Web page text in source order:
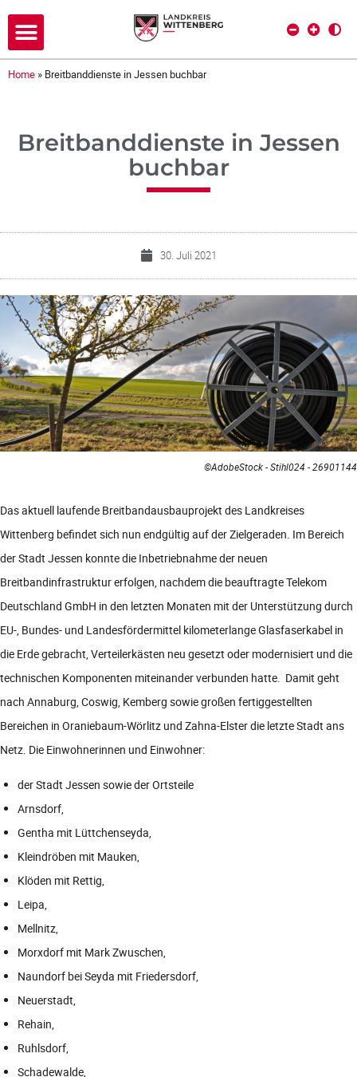
Home » Breitbanddienste in Jessen buchbar
Breitbanddienste in Jessen
buchbar
30. Juli 2021
©AdobeStock - Stihl024 - 26901144
Das aktuell laufende Breitbandausbauprojekt des Landkreises
Wittenberg befindet sich nun endgültig auf der Zielgeraden. Im Bereich
der Stadt Jessen konnte die Inbetriebnahme der neuen
Breitbandinfrastruktur erfolgen, nachdem die beauftragte Telekom
Deutschland GmbH in den letzten Monaten mit der Unterstützung durch
EU-, Bundes- und Landesfördermittel kilometerlange Glasfaserkabel in
die Erde gebracht, Verteilerkästen neu gesetzt oder modernisiert und die
technischen Komponenten miteinander verbunden hatte. Damit geht
nach Annaburg, Coswig, Kemberg sowie großen fertiggestellten
Bereichen in Oraniebaum-Wörlitz und Zahna-Elster die letzte Stadt ans
Netz. Die Einwohnerinnen und Einwohner:
der Stadt Jessen sowie der Ortsteile
Arnsdorf,
Gentha mit Lüttchenseyda,
Kleindröben mit Mauken,
Klöden mit Rettig,
Leipa,
Mellnitz,
Morxdorf mit Mark Zwuschen,
Naundorf bei Seyda mit Friedersdorf,
Neuerstadt,
Rehain,
Ruhlsdorf,
Schadewalde,